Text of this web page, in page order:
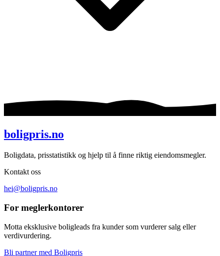
boligpris.no
Boligdata, prisstatistikk og hjelp til å finne riktig eiendomsmegler.
Kontakt oss
hei@boligpris.no
For meglerkontorer
Motta eksklusive boligleads fra kunder som vurderer salg eller
verdivurdering.
Bli partner med Boligpris